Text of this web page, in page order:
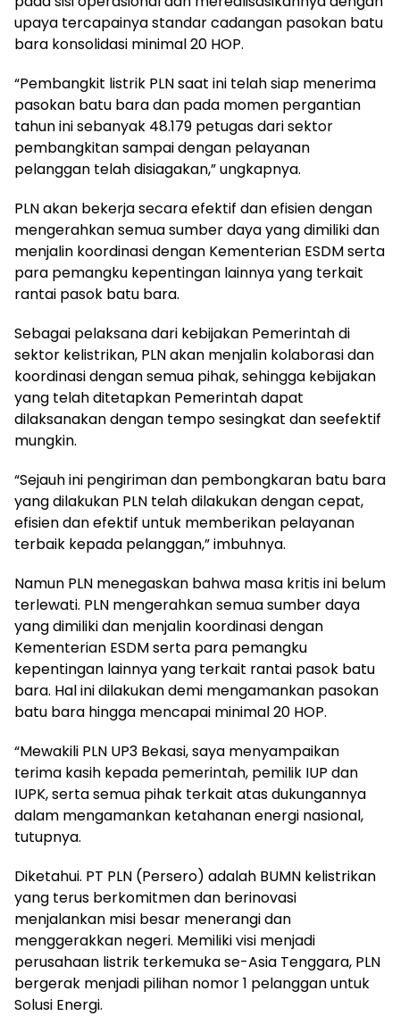
upaya tercapainya standar cadangan pasokan batu
bara konsolidasi minimal 20 HOP.
“Pembangkit listrik PLN saat ini telah siap menerima
pasokan batu bara dan pada momen pergantian
tahun ini sebanyak 48.179 petugas dari sektor
pembangkitan sampai dengan pelayanan
pelanggan telah disiagakan,” ungkapnya.
PLN akan bekerja secara efektif dan efisien dengan
mengerahkan semua sumber daya yang dimiliki dan
menjalin koordinasi dengan Kementerian ESDM serta
para pemangku kepentingan lainnya yang terkait
rantai pasok batu bara.
Sebagai pelaksana dari kebijakan Pemerintah di
sektor kelistrikan, PLN akan menjalin kolaborasi dan
koordinasi dengan semua pihak, sehingga kebijakan
yang telah ditetapkan Pemerintah dapat
dilaksanakan dengan tempo sesingkat dan seefektif
mungkin.
“Sejauh ini pengiriman dan pembongkaran batu bara
yang dilakukan PLN telah dilakukan dengan cepat,
efisien dan efektif untuk memberikan pelayanan
terbaik kepada pelanggan,” imbuhnya.
Namun PLN menegaskan bahwa masa kritis ini belum
terlewati. PLN mengerahkan semua sumber daya
yang dimiliki dan menjalin koordinasi dengan
Kementerian ESDM serta para pemangku
kepentingan lainnya yang terkait rantai pasok batu
bara. Hal ini dilakukan demi mengamankan pasokan
batu bara hingga mencapai minimal 20 HOP.
“Mewakili PLN UP3 Bekasi, saya menyampaikan
terima kasih kepada pemerintah, pemilik IUP dan
IUPK, serta semua pihak terkait atas dukungannya
dalam mengamankan ketahanan energi nasional,
tutupnya.
Diketahui. PT PLN (Persero) adalah BUMN kelistrikan
yang terus berkomitmen dan berinovasi
menjalankan misi besar menerangi dan
menggerakkan negeri. Memiliki visi menjadi
perusahaan listrik terkemuka se-Asia Tenggara, PLN
bergerak menjadi pilihan nomor 1 pelanggan untuk
Solusi Energi.